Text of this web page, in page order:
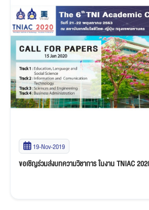
19-Nov-2019
ขอเชิญร่วมส่งบทความวิชาการ ในงาน TNIAC